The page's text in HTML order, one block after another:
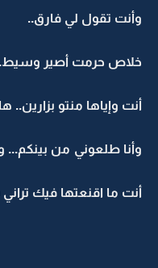
وأنت تقول لي فارق..
خلاص حرمت أصير
أنت وإياها منتو
وأنا طلعوني من بينكم...
أنت ما اقنعتها فيك